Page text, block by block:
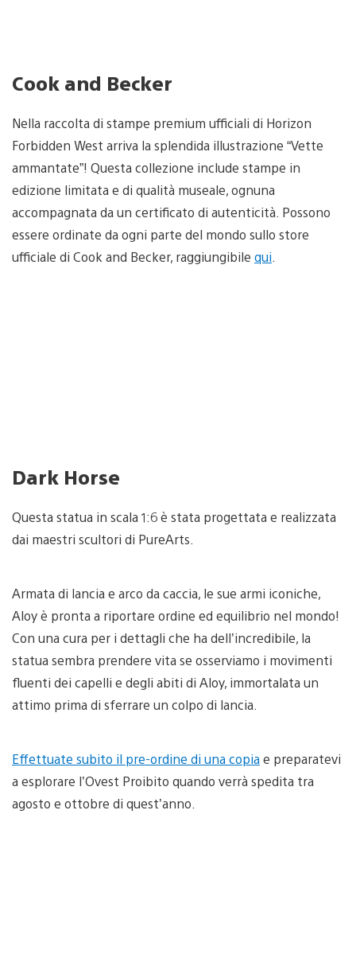
Cook and Becker
Nella raccolta di stampe premium ufficiali di Horizon
Forbidden West arriva la splendida illustrazione “Vette
ammantate”! Questa collezione include stampe in
edizione limitata e di qualità museale, ognuna
accompagnata da un certificato di autenticità. Possono
essere ordinate da ogni parte del mondo sullo store
ufficiale di Cook and Becker, raggiungibile qui.
Dark Horse
Questa statua in scala 1:6 è stata progettata e realizzata
dai maestri scultori di PureArts.
Armata di lancia e arco da caccia, le sue armi iconiche,
Aloy è pronta a riportare ordine ed equilibrio nel mondo!
Con una cura per i dettagli che ha dell’incredibile, la
statua sembra prendere vita se osserviamo i movimenti
fluenti dei capelli e degli abiti di Aloy, immortalata un
attimo prima di sferrare un colpo di lancia.
Effettuate subito il pre-ordine di una copiae preparatevi
a esplorare l’Ovest Proibito quando verrà spedita tra
agosto e ottobre di quest’anno.